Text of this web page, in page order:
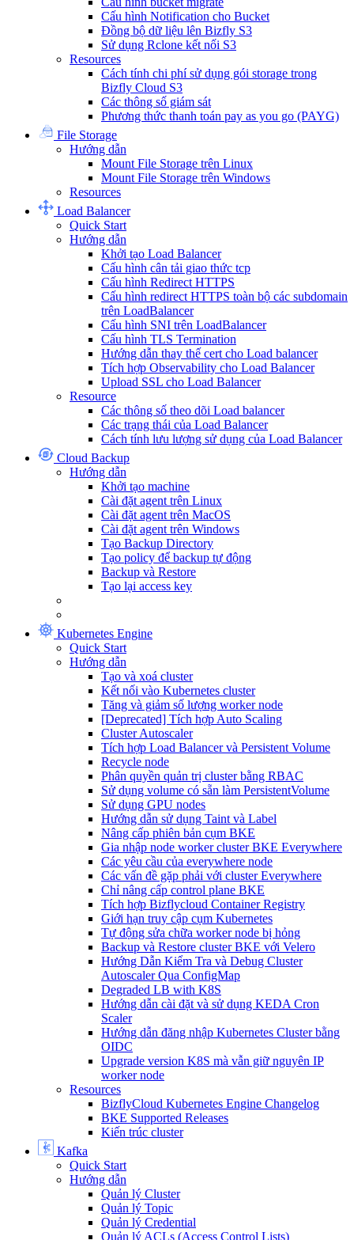
Cấu hình Notification cho Bucket
Đồng bộ dữ liệu lên Bizfly S3
Sử dụng Rclone kết nối S3
Resources
Cách tính chi phí sử dụng gói storage trong
Bizfly Cloud S3
Các thông số giám sát
Phương thức thanh toán pay as you go (PAYG)
File Storage
Hướng dẫn
Mount File Storage trên Linux
Mount File Storage trên Windows
Resources
Load Balancer
Quick Start
Hướng dẫn
Khởi tạo Load Balancer
Cấu hình cân tải giao thức tcp
Cấu hình Redirect HTTPS
Cấu hình redirect HTTPS toàn bộ các subdomain
trên LoadBalancer
Cấu hình SNI trên LoadBalancer
Cấu hình TLS Termination
Hướng dẫn thay thế cert cho Load balancer
Tích hợp Observability cho Load Balancer
Upload SSL cho Load Balancer
Resource
Các thông số theo dõi Load balancer
Các trạng thái của Load Balancer
Cách tính lưu lượng sử dụng của Load Balancer
Cloud Backup
Hướng dẫn
Khởi tạo machine
Cài đặt agent trên Linux
Cài đặt agent trên MacOS
Cài đặt agent trên Windows
Tạo Backup Directory
Tạo policy để backup tự động
Backup và Restore
Tạo lại access key
Kubernetes Engine
Quick Start
Hướng dẫn
Tạo và xoá cluster
Kết nối vào Kubernetes cluster
Tăng và giảm số lượng worker node
[Deprecated] Tích hợp Auto Scaling
Cluster Autoscaler
Tích hợp Load Balancer và Persistent Volume
Recycle node
Phân quyền quản trị cluster bằng RBAC
Sử dụng volume có sẵn làm PersistentVolume
Sử dụng GPU nodes
Hướng dẫn sử dụng Taint và Label
Nâng cấp phiên bản cụm BKE
Gia nhập node worker cluster BKE Everywhere
Các yêu cầu của everywhere node
Các vấn đề gặp phải với cluster Everywhere
Chỉ nâng cấp control plane BKE
Tích hợp Bizflycloud Container Registry
Giới hạn truy cập cụm Kubernetes
Tự động sửa chữa worker node bị hỏng
Backup và Restore cluster BKE với Velero
Hướng Dẫn Kiểm Tra và Debug Cluster
Autoscaler Qua ConfigMap
Degraded LB with K8S
Hướng dẫn cài đặt và sử dụng KEDA Cron
Scaler
Hướng dẫn đăng nhập Kubernetes Cluster bằng
OIDC
Upgrade version K8S mà vẫn giữ nguyên IP
worker node
Resources
BizflyCloud Kubernetes Engine Changelog
BKE Supported Releases
Kiến trúc cluster
Kafka
Quick Start
Hướng dẫn
Quản lý Cluster
Quản lý Topic
Quản lý Credential
Quản lý ACLs (Access Control Lists)